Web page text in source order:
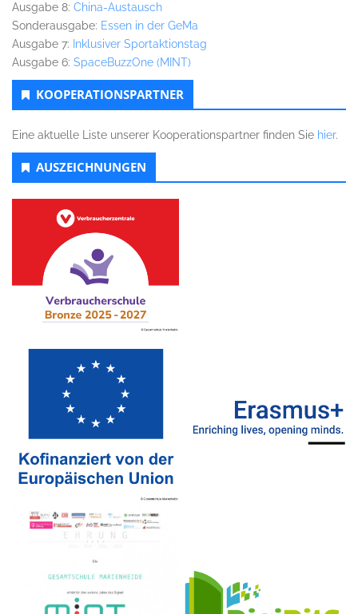
Ausgabe 8: China-Austausch
Sonderausgabe: Essen in der GeMa
Ausgabe 7: Inklusiver Sportaktionstag
Ausgabe 6: SpaceBuzzOne (MINT)
KOOPERATIONSPARTNER
Eine aktuelle Liste unserer Kooperationspartner finden Sie hier.
AUSZEICHNUNGEN